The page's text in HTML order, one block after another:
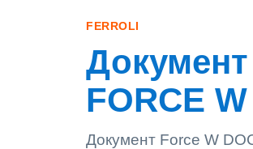
FERROLI
FORCE W
Документ Force W